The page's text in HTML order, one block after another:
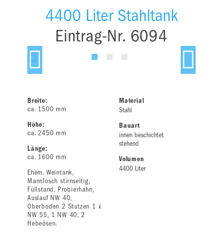
4400 Liter Stahltank
Eintrag-Nr. 6094
Breite:
ca. 1500 mm
Höhe:
ca. 2450 mm
Länge:
ca. 1600 mm
Ehem. Weintank,
Mannlosch stirnseitig,
Füllstand, Probierhahn,
Auslauf NW 40,
Oberboden 2 Stutzen 1 x
NW 55, 1 NW 40, 2
Hebeösen.
Material
Stahl
Bauart
innen beschichtet
stehend
Volumen
4400 Liter